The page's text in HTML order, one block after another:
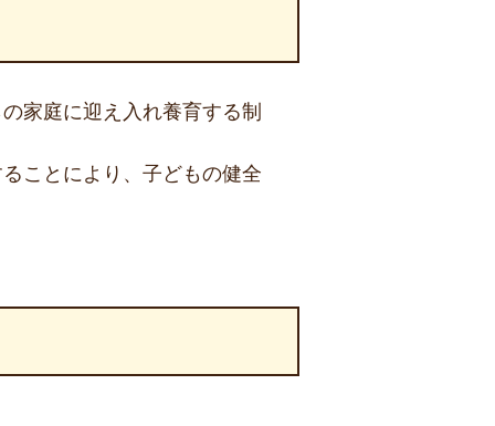
家庭に迎え入れ養育する制
ことにより、子どもの健全